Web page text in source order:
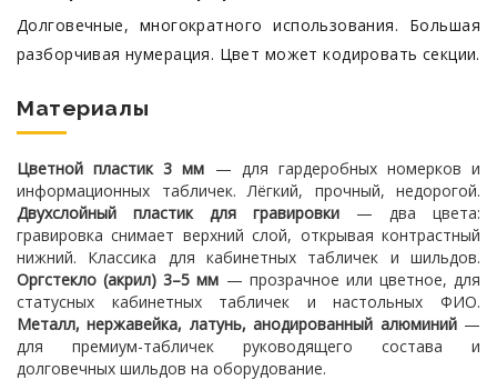
Долговечные, многократного использования. Большая
разборчивая нумерация. Цвет может кодировать секции.
Материалы
Цветной пластик 3 мм — для гардеробных номерков и
информационных табличек. Лёгкий, прочный, недорогой.
Двухслойный пластик для гравировки — два цвета:
гравировка снимает верхний слой, открывая контрастный
нижний. Классика для кабинетных табличек и шильдов.
Оргстекло (акрил) 3–5 мм — прозрачное или цветное, для
статусных кабинетных табличек и настольных ФИО.
Металл, нержавейка, латунь, анодированный алюминий—
для премиум-табличек руководящего состава и
долговечных шильдов на оборудование.